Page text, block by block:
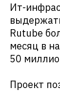
Ит-
Rutube
месяц в
50
Проект